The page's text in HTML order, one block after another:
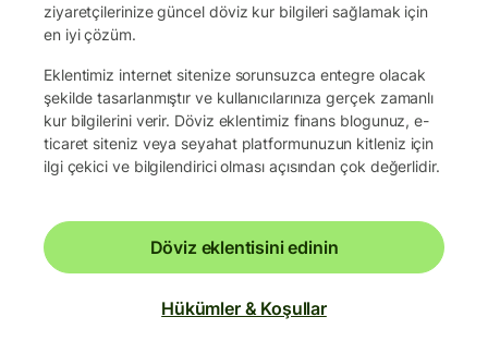
ziyaretçilerinize güncel döviz kur bilgileri sağlamak için
en iyi çözüm.
Eklentimiz internet sitenize sorunsuzca entegre olacak
şekilde tasarlanmıştır ve kullanıcılarınıza gerçek zamanlı
kur bilgilerini verir. Döviz eklentimiz finans blogunuz, e-
ticaret siteniz veya seyahat platformunuzun kitleniz için
ilgi çekici ve bilgilendirici olması açısından çok değerlidir.
Döviz eklentisini edinin
Hükümler & Koşullar